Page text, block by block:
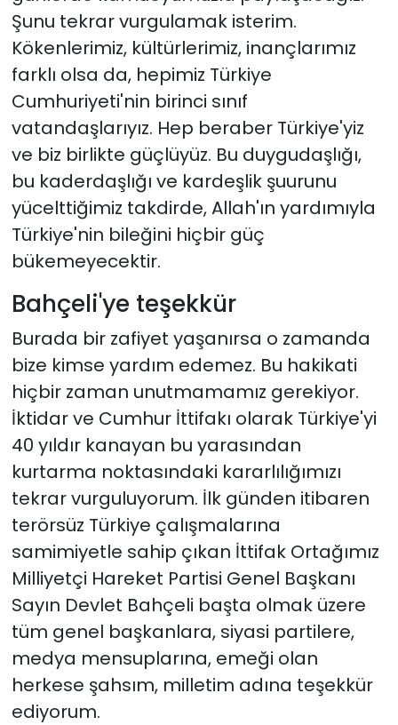
Şunu tekrar vurgulamak isterim.
Kökenlerimiz, kültürlerimiz, inançlarımız
farklı olsa da, hepimiz Türkiye
Cumhuriyeti'nin birinci sınıf
vatandaşlarıyız. Hep beraber Türkiye'yiz
ve biz birlikte güçlüyüz. Bu duygudaşlığı,
bu kaderdaşlığı ve kardeşlik şuurunu
yücelttiğimiz takdirde, Allah'ın yardımıyla
Türkiye'nin bileğini hiçbir güç
bükemeyecektir.
Bahçeli'ye teşekkür
Burada bir zafiyet yaşanırsa o zamanda
bize kimse yardım edemez. Bu hakikati
hiçbir zaman unutmamamız gerekiyor.
İktidar ve Cumhur İttifakı olarak Türkiye'yi
40 yıldır kanayan bu yarasından
kurtarma noktasındaki kararlılığımızı
tekrar vurguluyorum. İlk günden itibaren
terörsüz Türkiye çalışmalarına
samimiyetle sahip çıkan İttifak Ortağımız
Milliyetçi Hareket Partisi Genel Başkanı
Sayın Devlet Bahçeli başta olmak üzere
tüm genel başkanlara, siyasi partilere,
medya mensuplarına, emeği olan
herkese şahsım, milletim adına teşekkür
ediyorum.